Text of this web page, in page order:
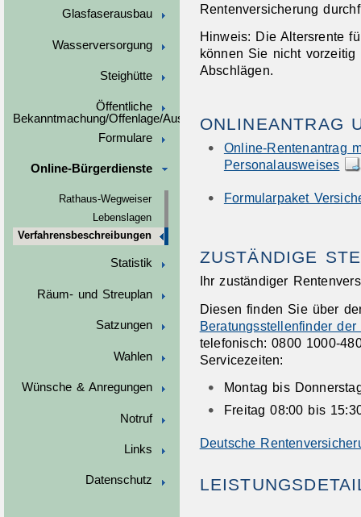
Glasfaserausbau
Wasserversorgung
Steighütte
Öffentliche
Bekanntmachung/Offenlage/Ausschreibungen
Formulare
Online-Bürgerdienste
Rathaus-Wegweiser
Lebenslagen
Verfahrensbeschreibungen
Statistik
Räum- und Streuplan
Satzungen
Wahlen
Wünsche & Anregungen
Notruf
Links
Datenschutz
Rentenversicherung
Hinweis: Die Altersrente
können Sie nicht
Abschlägen.
ONLINEANTRAG
Online-Rentenantrag
Personalausweises
Formularpaket
ZUSTÄNDIGE
Ihr zuständiger
Diesen finden Sie über
Beratungsstellenfinder
telefonisch: 0800 1000-
Servicezeiten:
Montag bis
Freitag 08:00 bis
Deutsche